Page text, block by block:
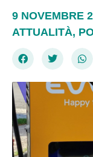
9 NOVEMBRE
ATTUALITÀ,